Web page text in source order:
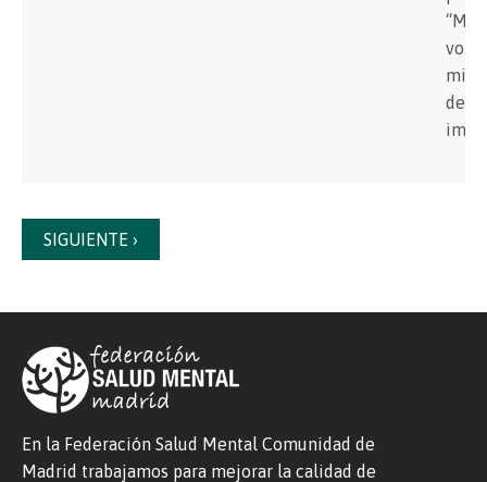
“Mi
voz,
mis
SIGUIENTE ›
En la Federación Salud Mental Comunidad de
Madrid trabajamos para mejorar la calidad de